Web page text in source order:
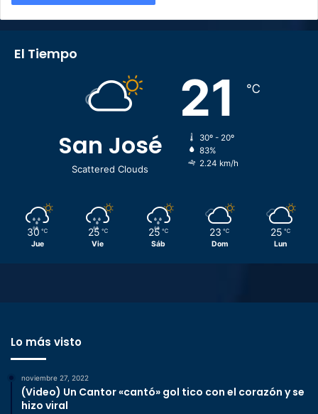
El Tiempo
San José
Scattered Clouds
21 ℃
30º - 20º
83%
2.24 km/h
30 ℃
Jue
25 ℃
Vie
25 ℃
Sáb
23 ℃
Dom
25 ℃
Lun
Lo más visto
noviembre 27, 2022
(Video) Un Cantor «cantó» gol tico con el corazón y se
hizo viral